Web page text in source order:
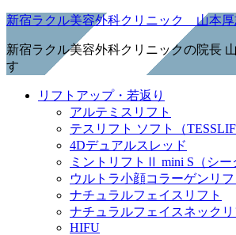
新宿ラクル美容外科クリニック 山本
新宿ラクル美容外科クリニックの院長
す
リフトアップ・若返り
アルテミスリフト
テスリフト ソフト（
4Dデュアルスレッド
ミントリフトⅡ mini S（シー
ウルトラ小顔コラーゲンリフ
ナチュラルフェイスリフト
ナチュラルフェイスネックリ
HIFU